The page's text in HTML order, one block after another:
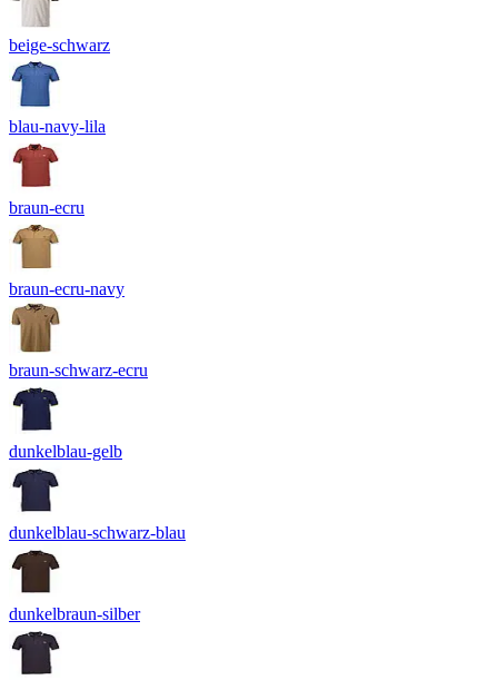
beige-schwarz
blau-navy-lila
braun-ecru
braun-ecru-navy
braun-schwarz-ecru
dunkelblau-gelb
dunkelblau-schwarz-blau
dunkelbraun-silber